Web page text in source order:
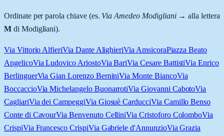
Ordinate per parola chiave (es. Via Amedeo Modigliani→ alla lettera
Mdi Modigliani).
Via Vittorio AlfieriVia Dante AlighieriVia AmsicoraPiazza Beato
AngelicoVia Ludovico AriostoVia BariVia Cesare BattistiVia Enrico
BerlinguerVia Gian Lorenzo BerniniVia Monte BiancoVia
BoccaccioVia Michelangelo BuonarrotiVia Giovanni CabotoVia
CagliariVia dei CampeggiVia Giosuè CarducciVia Camillo Benso
Conte di CavourVia Benvenuto CelliniVia Cristoforo ColomboVia
CrispiVia Francesco CrispiVia Gabriele d'AnnunzioVia Grazia